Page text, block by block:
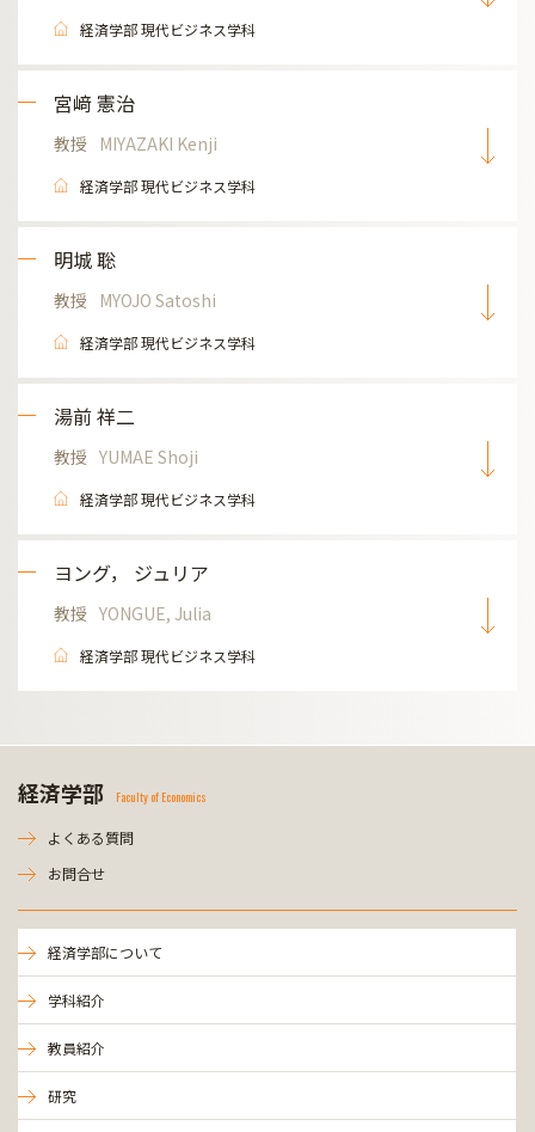
経済学部 現代ビジネス学科
宮﨑 憲治
教授 MIYAZAKI Kenji
経済学部 現代ビジネス学科
明城 聡
教授 MYOJO Satoshi
経済学部 現代ビジネス学科
湯前 祥二
教授 YUMAE Shoji
経済学部 現代ビジネス学科
ヨング， ジュリア
教授 YONGUE, Julia
経済学部 現代ビジネス学科
経済学部 Faculty of Economics
よくある質問
お問合せ
経済学部について
学科紹介
教員紹介
研究